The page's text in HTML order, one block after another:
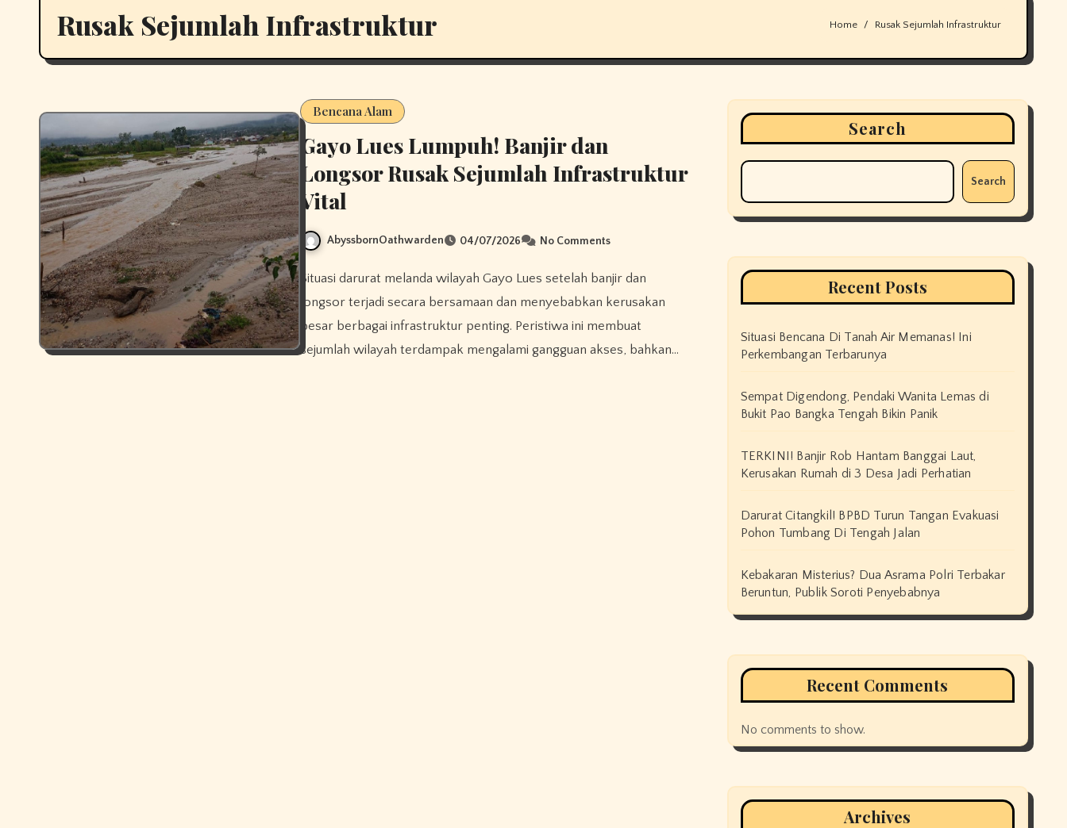
Rusak Sejumlah Infrastruktur Home Rusak Sejumlah Infrastruktur
Bencana Alam
Gayo Lues Lumpuh! Banjir dan
Longsor Rusak Sejumlah Infrastruktur
Vital
AbyssbornOathwarden 04/07/2026 No Comments
Situasi darurat melanda wilayah Gayo Lues setelah banjir dan
longsor terjadi secara bersamaan dan menyebabkan kerusakan
besar berbagai infrastruktur penting. Peristiwa ini membuat
sejumlah wilayah terdampak mengalami gangguan akses, bahkan…
Search
Search
Recent Posts
Situasi Bencana Di Tanah Air Memanas! Ini
Perkembangan Terbarunya
Sempat Digendong, Pendaki Wanita Lemas di
Bukit Pao Bangka Tengah Bikin Panik
TERKINI! Banjir Rob Hantam Banggai Laut,
Kerusakan Rumah di 3 Desa Jadi Perhatian
Darurat Citangkil! BPBD Turun Tangan Evakuasi
Pohon Tumbang Di Tengah Jalan
Kebakaran Misterius? Dua Asrama Polri Terbakar
Beruntun, Publik Soroti Penyebabnya
Recent Comments
No comments to show.
Archives